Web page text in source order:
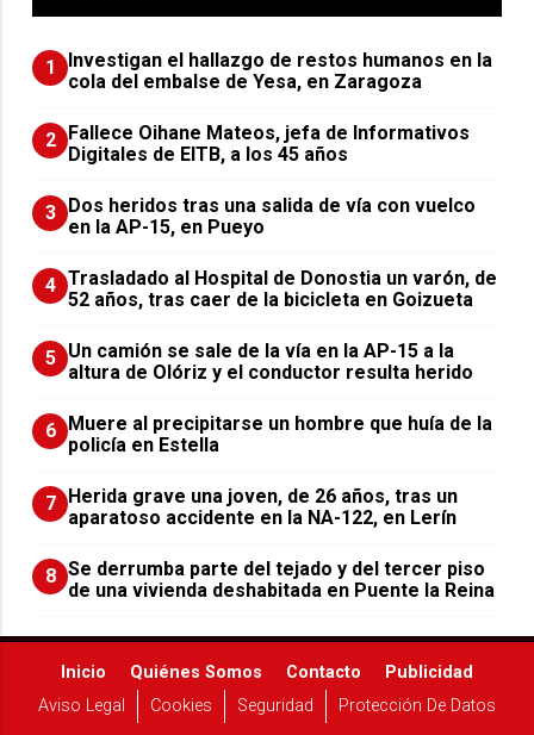
1
Investigan el hallazgo de restos humanos en la
cola del embalse de Yesa, en Zaragoza
2 Fallece Oihane Mateos, jefa de Informativos
Digitales de EITB, a los 45 años
3 Dos heridos tras una salida de vía con vuelco
en la AP-15, en Pueyo
4 Trasladado al Hospital de Donostia un varón, de
52 años, tras caer de la bicicleta en Goizueta
5 Un camión se sale de la vía en la AP-15 a la
altura de Olóriz y el conductor resulta herido
6 Muere al precipitarse un hombre que huía de la
policía en Estella
7 Herida grave una joven, de 26 años, tras un
aparatoso accidente en la NA-122, en Lerín
8 Se derrumba parte del tejado y del tercer piso
de una vivienda deshabitada en Puente la Reina
Inicio Quiénes Somos Contacto
Publicidad
Aviso Legal
Cookies Seguridad Protección De Datos